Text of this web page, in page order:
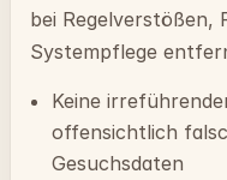
bei Regelverstößen,
Systempflege
Keine
offensichtlich
Gesuchsdaten